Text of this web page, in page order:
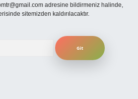
adresine bildirmeniz halinde,
sitemizden kaldırılacaktır.